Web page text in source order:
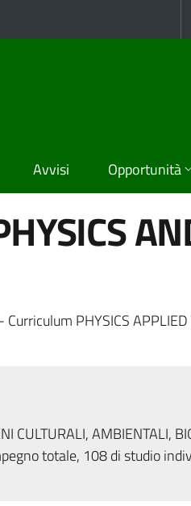
Avvisi Opportunità
PHYSICS APPLIED
CULTURALI, AMBIENTALI,
totale, 108 di studio